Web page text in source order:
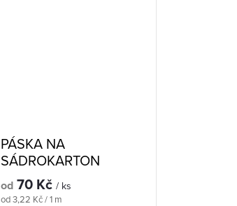
PÁSKA NA
SÁDROKARTON
od 70 Kč/ ks
Měrná
od 3,22 Kč / 1 m